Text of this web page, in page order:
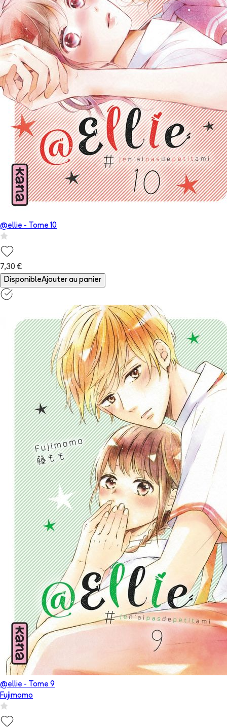
@ellie - Tome 10
7,30 €
DisponibleAjouter au panier
@ellie - Tome 9
Fujimomo